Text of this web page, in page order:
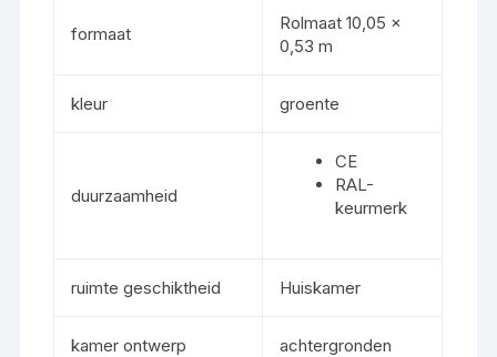
formaat
Rolmaat 10,05 x
0,53 m
kleur groente
duurzaamheid
CE
RAL-
keurmerk
ruimte geschiktheid Huiskamer
kamer ontwerp achtergronden